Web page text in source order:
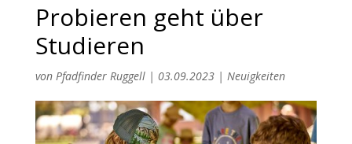
Probieren geht über
Studieren
von Pfadfinder Ruggell| 03.09.2023| Neuigkeiten